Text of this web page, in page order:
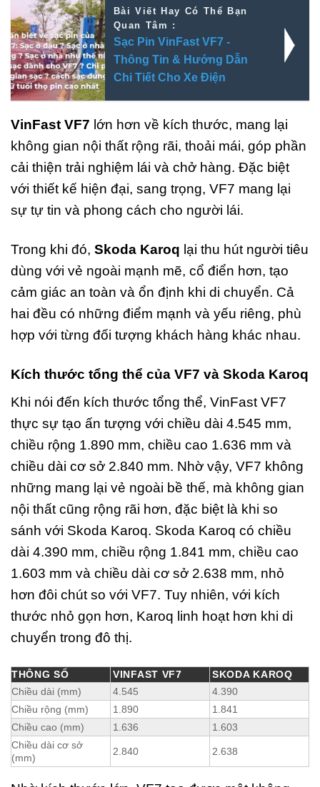
Bài Viết Hay Có Thể Bạn
Quan Tâm :
Sạc Pin VinFast VF7 -
Thông Tin & Hướng Dẫn
Chi Tiết Cho Xe Điện
VinFast VF7 lớn hơn về kích thước, mang lại
không gian nội thất rộng rãi, thoải mái, góp phần
cải thiện trải nghiệm lái và chở hàng. Đặc biệt
với thiết kế hiện đại, sang trọng, VF7 mang lại
sự tự tin và phong cách cho người lái.
Trong khi đó, Skoda Karoq lại thu hút người tiêu
dùng với vẻ ngoài mạnh mẽ, cổ điển hơn, tạo
cảm giác an toàn và ổn định khi di chuyển. Cả
hai đều có những điểm mạnh và yếu riêng, phù
hợp với từng đối tượng khách hàng khác nhau.
Kích thước tổng thể của VF7 và Skoda Karoq
Khi nói đến kích thước tổng thể, VinFast VF7
thực sự tạo ấn tượng với chiều dài 4.545 mm,
chiều rộng 1.890 mm, chiều cao 1.636 mm và
chiều dài cơ sở 2.840 mm. Nhờ vậy, VF7 không
những mang lại vẻ ngoài bề thế, mà không gian
nội thất cũng rộng rãi hơn, đặc biệt là khi so
sánh với Skoda Karoq. Skoda Karoq có chiều
dài 4.390 mm, chiều rộng 1.841 mm, chiều cao
1.603 mm và chiều dài cơ sở 2.638 mm, nhỏ
hơn đôi chút so với VF7. Tuy nhiên, với kích
thước nhỏ gọn hơn, Karoq linh hoạt hơn khi di
chuyển trong đô thị.
THÔNG SỐ VINFAST VF7
SKODA KAROQ
Chiều dài (mm)
4.545
4.390
Chiều rộng (mm)
1.890
1.841
Chiều cao (mm)
1.636
1.603
Chiều dài cơ sở
(mm)
2.840 2.638